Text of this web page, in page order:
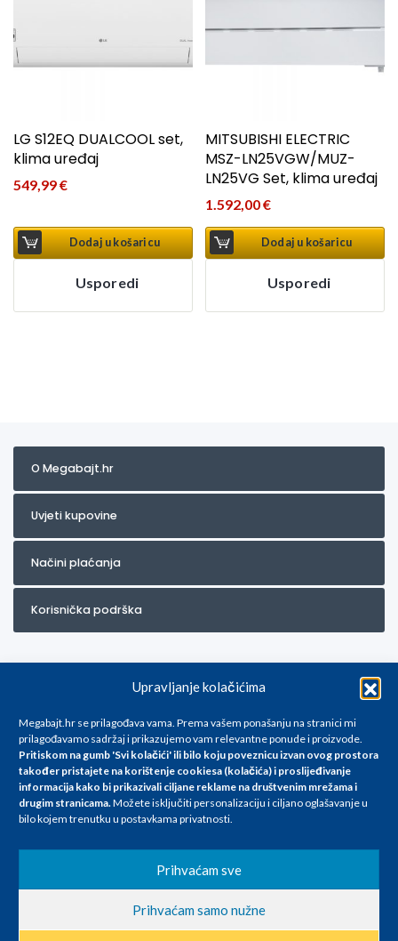
Upravljanje kolačićima
Megabajt.hr se prilagođava vama. Prema vašem ponašanju na stranici mi
prilagođavamo sadržaj i prikazujemo vam relevantne ponude i proizvode.
Pritiskom na gumb 'Svi kolačići' ili bilo koju poveznicu izvan ovog prostora
također pristajete na korištenje cookiesa (kolačića) i proslijeđivanje
informacija kako bi prikazivali ciljane reklame na društvenim mrežama i
drugim stranicama.Možete isključiti personalizaciju i ciljano oglašavanje u
bilo kojem trenutku u postavkama privatnosti.
Prihvaćam sve
Prihvaćam samo nužne
LG S12EQ DUALCOOL set,
klima uređaj
549,99€
Dodaj u košaricu
Usporedi
MITSUBISHI ELECTRIC
MSZ-LN25VGW/MUZ-
LN25VG Set, klima uređaj
1.592,00€
Dodaj u košaricu
Usporedi
O Megabajt.hr
Uvjeti kupovine
Načini plaćanja
Korisnička podrška
Za artikle kojih trenutno nema u ponudi obratite nam se na
info@megabajt.hr. Sve cijene su informativnog karaktera i podložne su
promjenama, a
iskazane su za avansno plaćanje(gotovina) u Eurima i uključuju PDV. Sve
se razlikovati od cijena u našim poslovnicama. Trudimo se dati što bolji
i točniji opis i sliku. Unatoč tome, ne možemo garantirati da su svi
nastale u opisu proizvoda, greške prilikom štampanja te promjene
cijena.